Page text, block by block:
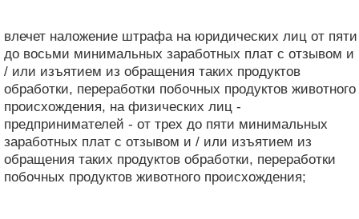
влечет наложение штрафа на юридических лиц от пяти
до восьми минимальных заработных плат с отзывом и
/ или изъятием из обращения таких продуктов
обработки, переработки побочных продуктов животного
происхождения, на физических лиц -
предпринимателей - от трех до пяти минимальных
заработных плат с отзывом и / или изъятием из
обращения таких продуктов обработки, переработки
побочных продуктов животного происхождения;